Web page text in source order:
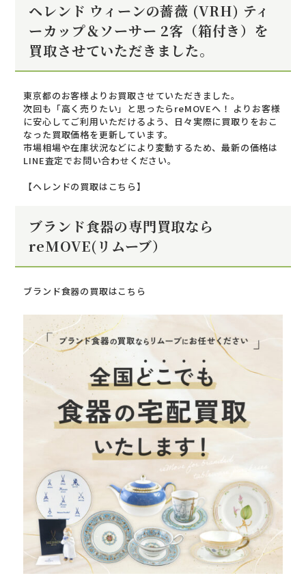
ヘレンド ウィーンの薔薇 (VRH) ティ
ーカップ＆ソーサー 2客（箱付き）を
買取させていただきました。
東京都のお客様よりお買取させていただきました。
次回も「高く売りたい」と思ったらreMOVEへ！ よりお客様
に安心してご利用いただけるよう、日々実際に買取りをおこ
なった買取価格を更新しています。
市場相場や在庫状況などにより変動するため、最新の価格は
LINE査定でお問い合わせください。
【ヘレンドの買取はこちら】
ブランド食器の専門買取なら
reMOVE(リムーブ）
ブランド食器の買取はこちら